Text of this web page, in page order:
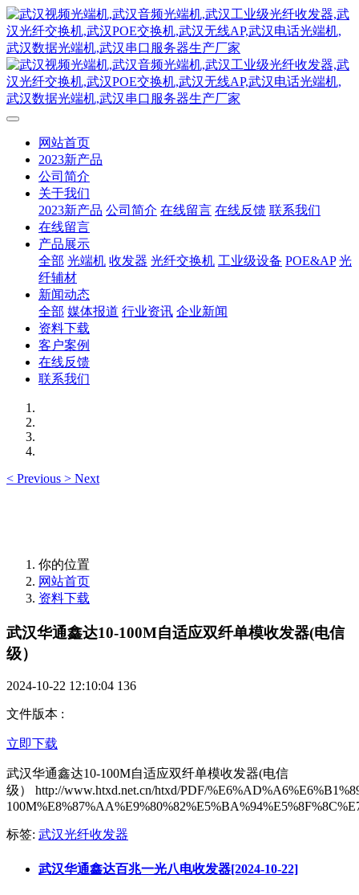
网站首页
2023新产品
公司简介
关于我们
2023新产品 公司简介 在线留言 在线反馈 联系我们
在线留言
产品展示
全部 光端机 收发器 光纤交换机 工业级设备 POE&AP 光
纤辅材
新闻动态
全部 媒体报道 行业资讯 企业新闻
资料下载
客户案例
在线反馈
联系我们
< Previous > Next
你的位置
网站首页
资料下载
武汉华通鑫达10-100M自适应双纤单模收发器(电信
级）
2024-10-22 12:10:04 136
文件版本 :
立即下载
武汉华通鑫达10-100M自适应双纤单模收发器(电信
级） http://www.htxd.net.cn/htxd/PDF/
标签: 武汉光纤收发器
武汉华通鑫达百兆一光八电收发器[2024-10-22]